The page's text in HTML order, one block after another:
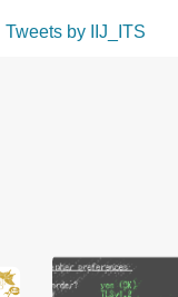
Tweets by IIJ_ITS